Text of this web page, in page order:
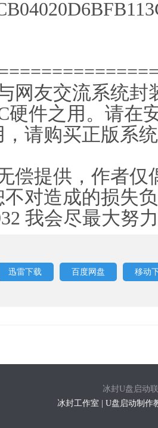
网友交流系统封
硬件之用。请在
请购买正版系
偿提供，作者仅
对造成的损失
我会尽最大努
迅雷下载 百度网盘 移动
冰封U盘启动
冰封工作室 | U盘启动制作